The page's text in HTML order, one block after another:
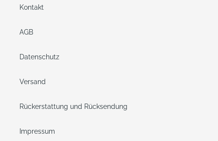
Kontakt
AGB
Datenschutz
Versand
Rückerstattung und Rücksendung
Impressum